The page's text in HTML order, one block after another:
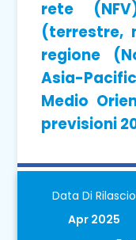
rete
(terrestre,
regione
Asia-
Medio
previsioni
Data Di Rilascio
Apr 2025